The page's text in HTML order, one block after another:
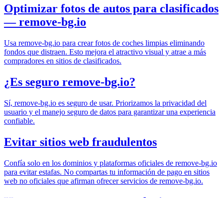
Optimizar fotos de autos para clasificados
— remove-bg.io
Usa remove-bg.io para crear fotos de coches limpias eliminando
fondos que distraen. Esto mejora el atractivo visual y atrae a más
compradores en sitios de clasificados.
¿Es seguro remove-bg.io?
Sí, remove-bg.io es seguro de usar. Priorizamos la privacidad del
usuario y el manejo seguro de datos para garantizar una experiencia
confiable.
Evitar sitios web fraudulentos
Confía solo en los dominios y plataformas oficiales de remove-bg.io
para evitar estafas. No compartas tu información de pago en sitios
web no oficiales que afirman ofrecer servicios de remove-bg.io.